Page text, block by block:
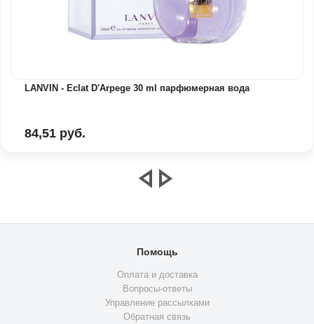
LANVIN - Eclat D'Arpege 30 ml парфюмерная вода
84,51 руб.
Помощь
Оплата и доставка
Вопросы-ответы
Управление рассылками
Обратная связь